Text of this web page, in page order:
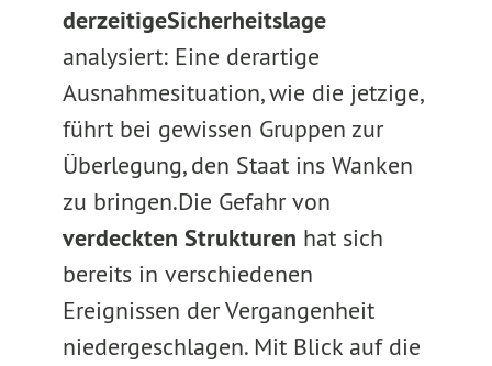
derzeitigeSicherheitslage
analysiert: Eine derartige
Ausnahmesituation, wie die jetzige,
führt bei gewissen Gruppen zur
Überlegung, den Staat ins Wanken
zu bringen.Die Gefahr von
verdeckten Strukturen hat sich
bereits in verschiedenen
Ereignissen der Vergangenheit
niedergeschlagen. Mit Blick auf die